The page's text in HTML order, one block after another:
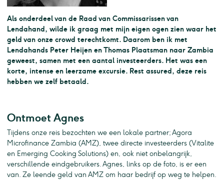
Als onderdeel van de Raad van Commissarissen van
Lendahand, wilde ik graag met mijn eigen ogen zien waar het
geld van onze crowd terechtkomt. Daarom ben ik met
Lendahands Peter Heijen en Thomas Plaatsman naar Zambia
geweest, samen met een aantal investeerders. Het was een
korte, intense en leerzame excursie. Rest assured, deze reis
hebben we zelf betaald.
Ontmoet Agnes
Tijdens onze reis bezochten we een lokale partner; Agora
Microfinance Zambia (AMZ), twee directe investeerders (Vitalite
en Emerging Cooking Solutions) en, ook niet onbelangrijk,
verschillende eindgebruikers. Agnes, links op de foto, is er een
van. Ze leende geld van AMZ om haar bedrijf op weg te helpen.